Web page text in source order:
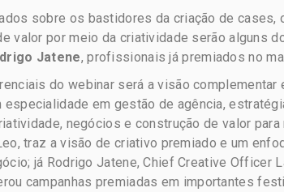
sobre os bastidores da criação de
valor por meio da criatividade serão alguns
Jatene, profissionais já premiados no
do webinar será a visão complementar
especialidade em gestão de agência,
negócios e construção de valor
traz a visão de criativo premiado e um
já Rodrigo Jatene, Chief Creative Officer
campanhas premiadas em importantes